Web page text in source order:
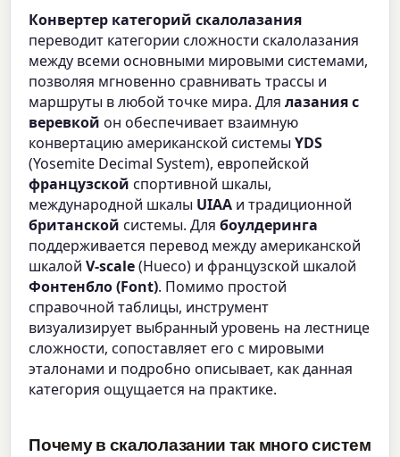
Конвертер категорий скалолазания
переводит категории сложности скалолазания
между всеми основными мировыми системами,
позволяя мгновенно сравнивать трассы и
маршруты в любой точке мира. Длялазания с
веревкой он обеспечивает взаимную
конвертацию американской системыYDS
(Yosemite Decimal System), европейской
французской спортивной шкалы,
международной шкалы UIAA и традиционной
британской системы. Длябоулдеринга
поддерживается перевод между американской
шкалойV-scale(Hueco) и французской шкалой
Фонтенбло (Font). Помимо простой
справочной таблицы, инструмент
визуализирует выбранный уровень на лестнице
сложности, сопоставляет его с мировыми
эталонами и подробно описывает, как данная
категория ощущается на практике.
Почему в скалолазании так много систем